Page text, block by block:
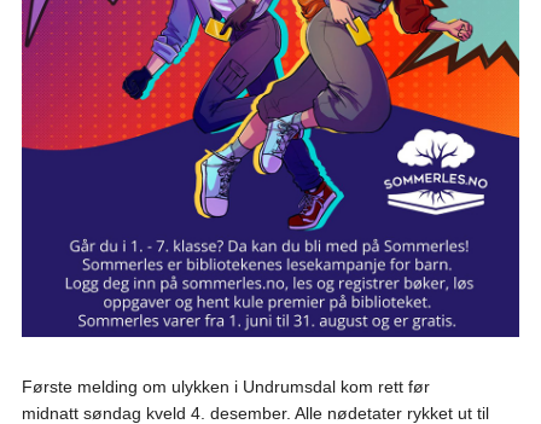
Første melding om ulykken i Undrumsdal kom rett før
midnatt søndag kveld 4. desember. Alle nødetater rykket ut til